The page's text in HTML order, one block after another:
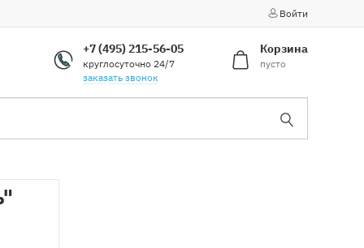
Войти
+7 (495) 215-56-05
круглосуточно 24/7
заказать звонок
Корзина
пусто